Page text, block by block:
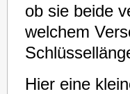
ob sie beide
welchem
Hier eine